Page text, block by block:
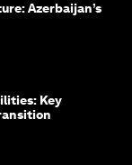
Azerbaijan’s
Key